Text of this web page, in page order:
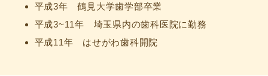
平成3年 鶴見大学歯学部卒業
平成3~11年 埼玉県内の歯科医院に勤務
平成11年 はせがわ歯科開院